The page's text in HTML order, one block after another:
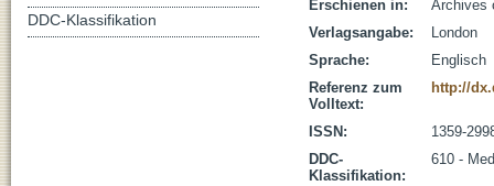
Erschienen in:
Archives
Verlagsangabe:
London
Sprache:
Englisch
Referenz zum
Volltext:
http://
ISSN:
1359-
DDC-
Klassifikation:
610 -
DDC-Klassifikation